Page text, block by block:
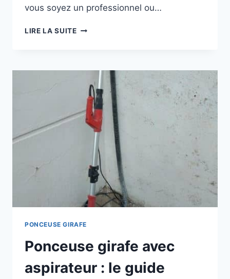
vous soyez un professionnel ou…
LIRE LA SUITEGIRAFE
LA
PONCEUSE
PROFESSIONNELLE
MODÈLE
LEROS
PONCEUSE GIRAFE
Ponceuse girafe avec
aspirateur : le guide